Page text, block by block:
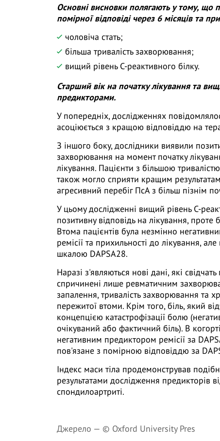
Основні висновки полягають у тому, що
помірної відповіді через 6 місяців та
чоловіча стать;
більша тривалість захворювання;
вищий рівень С-реактивного білку.
Старший вік на початку лікування та
предикторами.
У попередніх, дослідженнях
асоціюється з кращою відповіддю на
З іншого боку, дослідники виявили
захворювання на момент початку
лікування. Пацієнти з більшою
також могло сприяти кращим
агресивний перебіг ПсА з більш пізнім
У цьому дослідженні вищий рівень С-
позитивну відповідь на лікування,
Втома пацієнтів була незмінно
ремісії та прихильності до лікування,
шкалою DAPSA28.
Наразі з'являються нові дані, які
спричинені лише ревматичним
запалення, тривалість захворювання та
пережитої втоми. Крім того, біль, який
концепцією катастрофізації болю
очікуваний або фактичний біль). В
негативним предиктором ремісії за
пов'язане з помірною відповіддю за
Індекс маси тіла продемонстрував
результатами дослідження предикторів
спондилоартриті.
Джерело — © Oxford University Pres